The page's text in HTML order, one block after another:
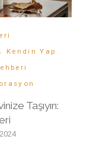
Kendin Yap
Taşıyın: